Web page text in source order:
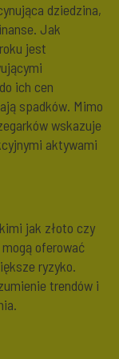
dziedzina,
Jak
jest
ich cen
spadków. Mimo
wskazuje
aktywami
jak złoto czy
oferować
ryzyko.
trendów i